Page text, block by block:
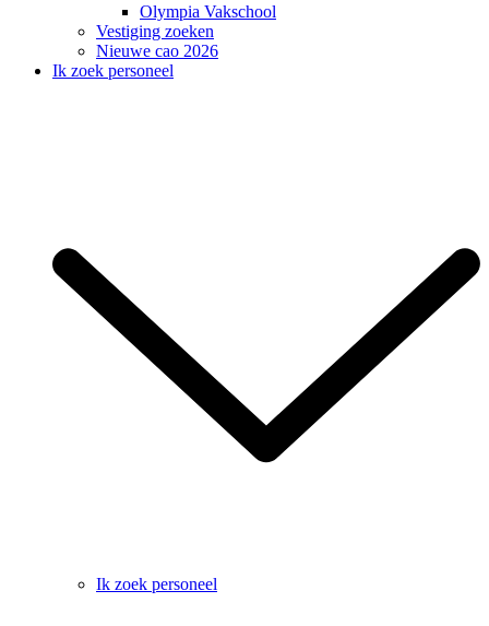
Olympia Vakschool
Vestiging zoeken
Nieuwe cao 2026
Ik zoek personeel
Ik zoek personeel